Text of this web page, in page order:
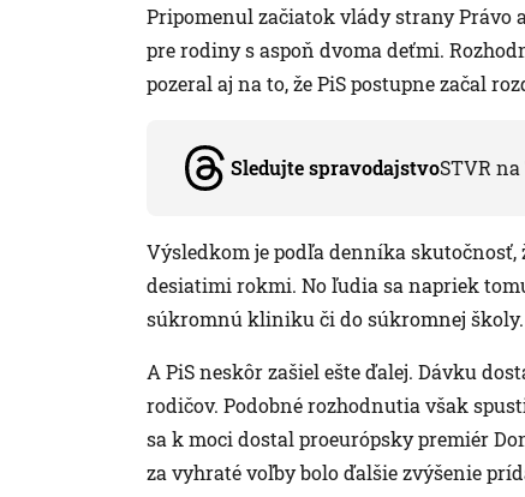
Pripomenul začiatok vlády strany Právo
pre rodiny s aspoň dvoma deťmi.
pozeral aj na to, že PiS postupne začal
Sledujte spravodajstvoSTVR
Výsledkom je podľa denníka
desiatimi rokmi. No ľudia sa napriek
súkromnú kliniku či do súkromnej školy.
A PiS neskôr zašiel ešte ďalej. Dávku
rodičov. Podobné rozhodnutia však
sa k moci dostal proeurópsky premiér
za vyhraté voľby bolo ďalšie zvýšenie